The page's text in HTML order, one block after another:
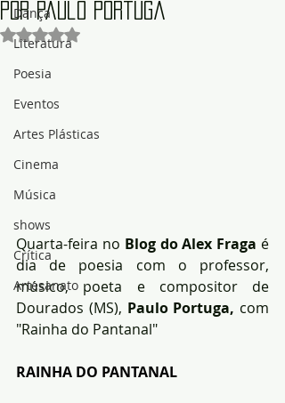
Dança
Literatura
Poesia
Eventos
Artes Plásticas
Cinema
Música
shows
Crítica
Artesanato
por Paulo Portuga
Avaliado com NaN de 5 estrelas.
Quarta-feira no Blog do Alex Fraga é
dia de poesia com o professor,
músico, poeta e compositor de
Dourados (MS), Paulo Portuga, com
"Rainha do Pantanal"
RAINHA DO PANTANAL